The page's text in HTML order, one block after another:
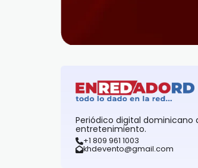
Periódico digital
entretenimiento.
+1 809 961 1003
khdevento@gmail.com